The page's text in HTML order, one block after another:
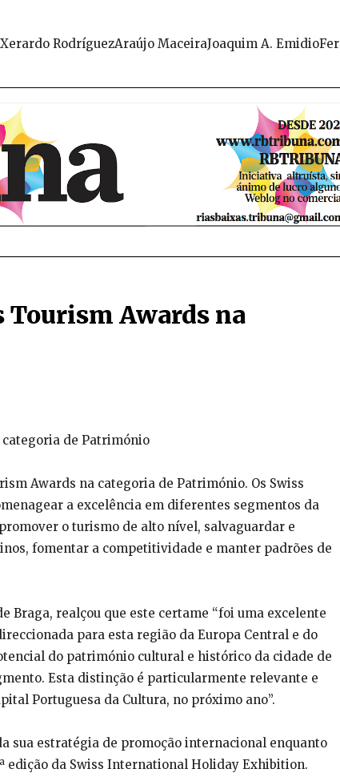
Xerardo RodríguezAraújo MaceiraJoaquim A. Emidio
Awards na
de Património
Awards na categoria de Património. Os Swiss
a excelência em diferentes segmentos da
o turismo de alto nível, salvaguardar e
fomentar a competitividade e manter padrões de
Braga, realçou que este certame “foi uma excelente
para esta região da Europa Central e do
do património cultural e histórico da cidade de
Esta distinção é particularmente relevante e
Portuguesa da Cultura, no próximo ano”.
sua estratégia de promoção internacional enquanto
edição da Swiss International Holiday Exhibition.